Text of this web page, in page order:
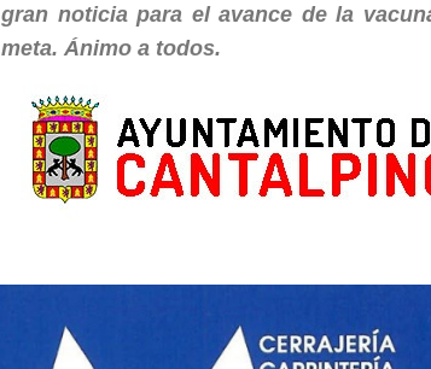
gran noticia para el avance de la
meta. Ánimo a todos.